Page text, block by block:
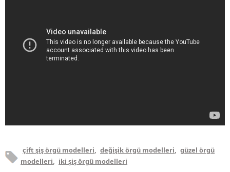
çift şiş örgü modelleri, değişik örgü modelleri, güzel örgü
modelleri, iki şiş örgü modelleri